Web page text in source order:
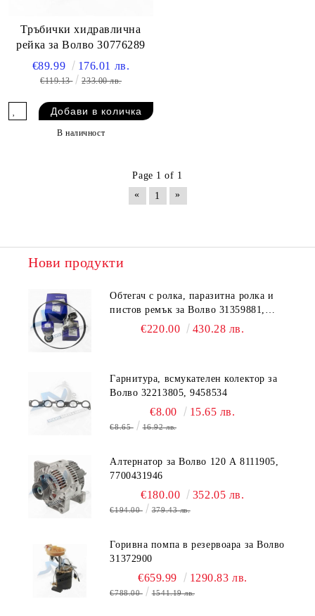
Тръбички хидравлична
рейка за Волво 30776289
€89.99
176.01 лв.
€119.13 233.00 лв.
В наличност
Page 1 of 1
«
1 »
Нови продукти
Обтегач с ролка, паразитна ролка и
пистов ремък за Волво 31359881,
31401460, 31460386, 31480409,
€220.00 430.28 лв.
Гарнитура, всмукателен колектор за
Волво 32213805, 9458534
€8.00 15.65 лв.
€8.65 16.92 лв.
Алтернатор за Волво 120 А 8111905,
7700431946
€180.00 352.05 лв.
€194.00 379.43 лв.
Горивна помпа в резервоара за Волво
31372900
€659.99 1290.83 лв.
€788.00 1541.19 лв.